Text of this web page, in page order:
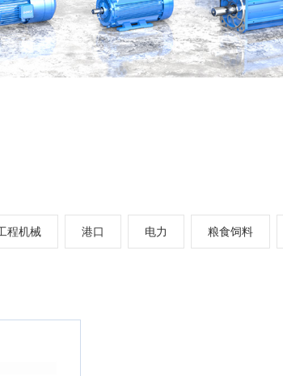
程机械 港口 电力 粮食饲料